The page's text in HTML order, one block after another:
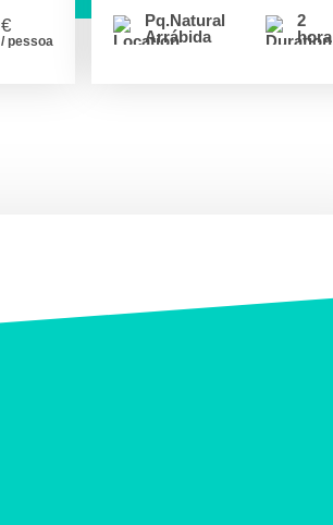
€
/ pessoa
Pq.Natural
Arrábida
2
horas